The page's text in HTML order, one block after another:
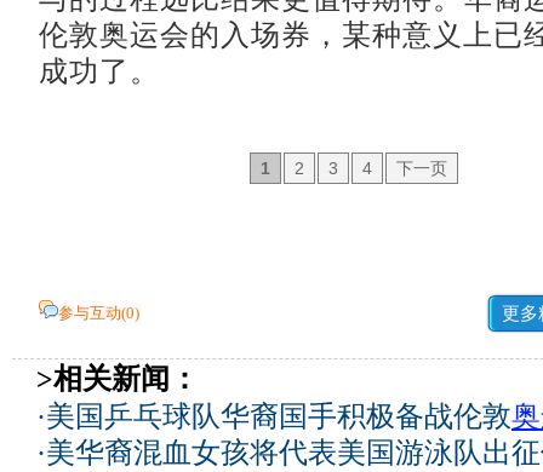
伦敦奥运会的入场券，某种意义上已
成功了。
1 2 3 4 下一页
参与互动(0) 更多
>相关新闻：
·美国乒乓球队华裔国手积极备战伦敦
·美华裔混血女孩将代表美国游泳队出